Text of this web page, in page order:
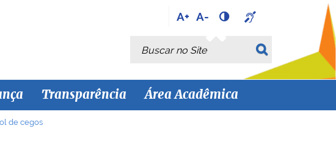
A+ A-
Busca
Busca Avançada…
Transparência Área Acadêmica
de cegos